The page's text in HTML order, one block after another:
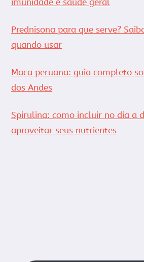
Prednisona para que serve?
quando usar
Maca peruana: guia completo
dos Andes
Spirulina: como incluir no dia a
aproveitar seus nutrientes